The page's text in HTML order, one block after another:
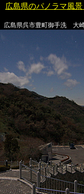
広島県のパノラマ風景
広島県呉市豊町御手洗 大